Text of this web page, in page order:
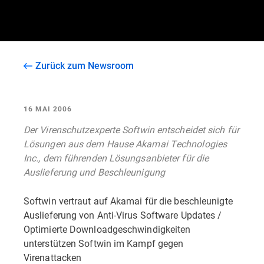
Zurück zum Newsroom
16 MAI 2006
Der Virenschutzexperte Softwin entscheidet sich für
Lösungen aus dem Hause Akamai Technologies
Inc., dem führenden Lösungsanbieter für die
Auslieferung und Beschleunigung
Softwin vertraut auf Akamai für die beschleunigte
Auslieferung von Anti-Virus Software Updates /
Optimierte Downloadgeschwindigkeiten
unterstützen Softwin im Kampf gegen
Virenattacken